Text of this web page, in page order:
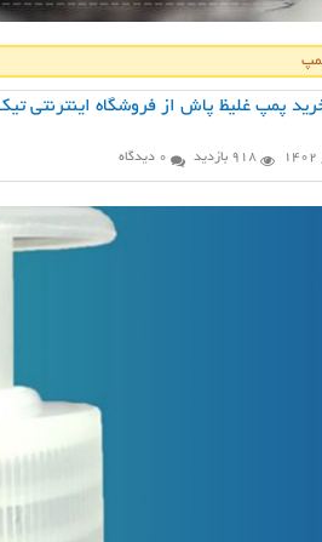
پمپ غلیظ پاش از فروشگاه اینترنتی
918 بازدید 0 دیدگاه